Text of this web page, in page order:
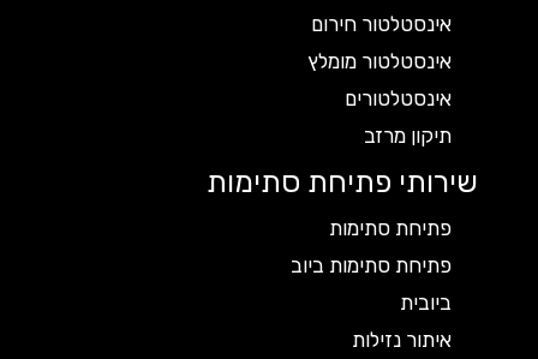
אינסטלטור חירום
אינסטלטור מומלץ
אינסטלטורים
תיקון מרזב
שירותי פתיחת סתימות
פתיחת סתימות
פתיחת סתימות ביוב
ביובית
איתור נזילות